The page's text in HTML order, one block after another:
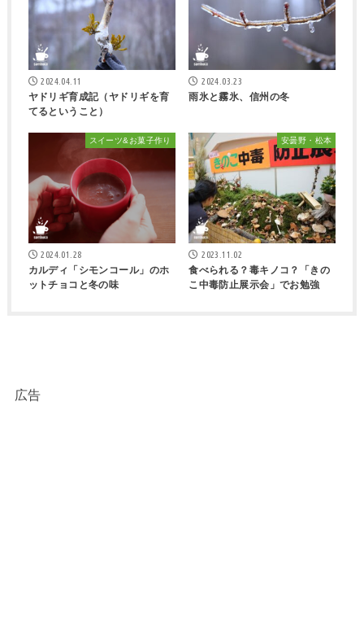
2024.04.11
ヤドリギ育成記（ヤドリギを育
てるということ）
2024.03.23
雨氷と霧氷、信州の冬
スイーツ&お菓子作り
2024.01.28
カルディ「シモンコール」のホ
ットチョコと冬の味
安曇野・松本
2023.11.02
食べられる？毒キノコ？「きの
こ中毒防止展示会」でお勉強
広告